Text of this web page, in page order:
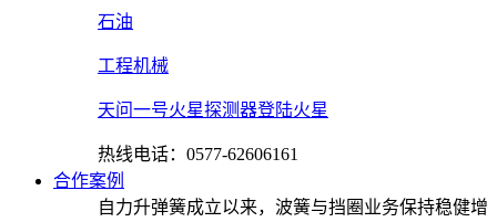
石油
工程机械
天问一号火星探测器登陆火星
热线电话：0577-62606161
合作案例
自力升弹簧成立以来，波簧与挡圈业务保持稳健增